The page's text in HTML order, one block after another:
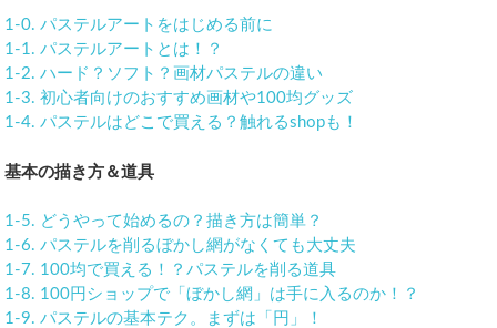
1-0. パステルアートをはじめる前に
1-1. パステルアートとは！？
1-2. ハード？ソフト？画材パステルの違い
1-3. 初心者向けのおすすめ画材や100均グッズ
1-4. パステルはどこで買える？触れるshopも！
基本の描き方＆道具
1-5. どうやって始めるの？描き方は簡単？
1-6. パステルを削るぼかし網がなくても大丈夫
1-7. 100均で買える！？パステルを削る道具
1-8. 100円ショップで「ぼかし網」は手に入るのか！？
1-9. パステルの基本テク。まずは「円」！